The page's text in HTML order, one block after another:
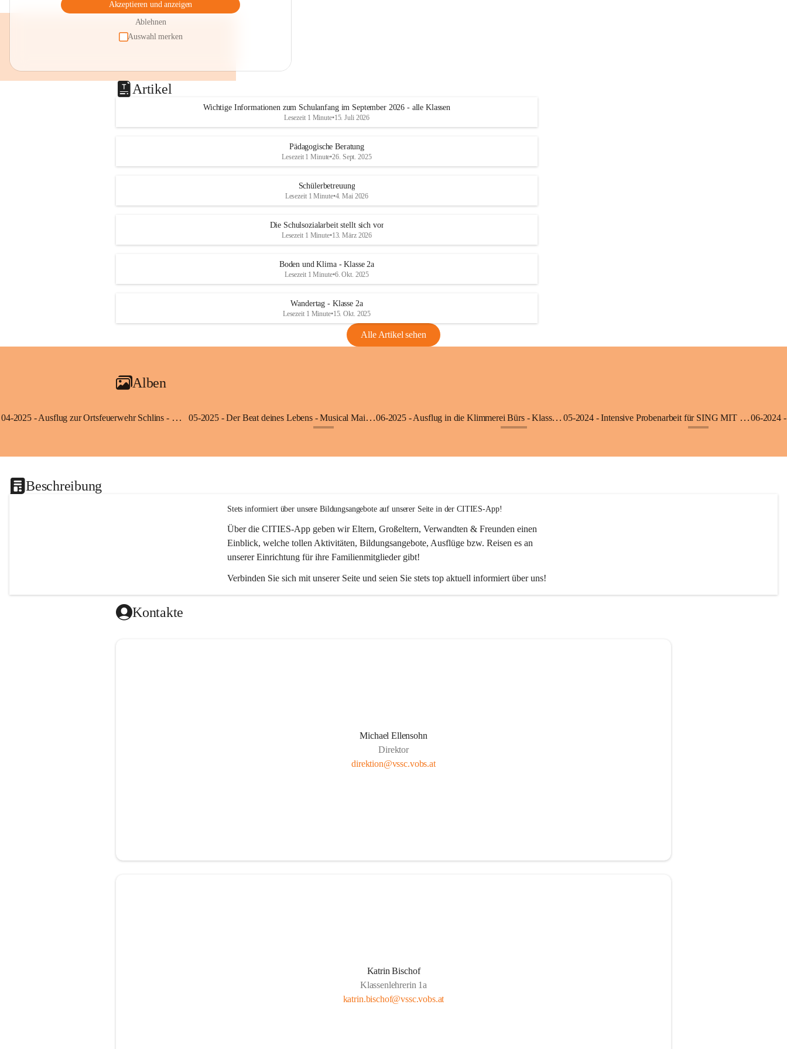
Akzeptieren und anzeigen
Ablehnen
Auswahl merken
Artikel
Wichtige Informationen zum Schulanfang im September 2026 - alle Klassen
Lesezeit 1 Minute•15. Juli 2026
Pädagogische Beratung
Lesezeit 1 Minute•26. Sept. 2025
Schülerbetreuung
Lesezeit 1 Minute•4. Mai 2026
Die Schulsozialarbeit stellt sich vor
Lesezeit 1 Minute•13. März 2026
Boden und Klima - Klasse 2a
Lesezeit 1 Minute•6. Okt. 2025
Wandertag - Klasse 2a
Lesezeit 1 Minute•15. Okt. 2025
Alle Artikel sehen
Alben
04-2025 - Ausflug zur Ortsfeuerwehr Schlins - Klassen 3a und 3b 05-2025 - Der Beat deines Lebens - Musical Mai 2025 06-2025 - Ausflug in die Klimmerei Bürs - Klasse 1a 05-2024 - Intensive Probenarbeit für SING MIT - Klasse 3b06-2024
Beschreibung
Stets informiert über unsere Bildungsangebote auf unserer Seite in der CITIES-App!
Über die CITIES-App geben wir Eltern, Großeltern, Verwandten & Freunden einen
Einblick, welche tollen Aktivitäten, Bildungsangebote, Ausflüge bzw. Reisen es an
unserer Einrichtung für ihre Familienmitglieder gibt!
Verbinden Sie sich mit unserer Seite und seien Sie stets top aktuell informiert über uns!
Kontakte
Michael Ellensohn
Direktor
direktion@vssc.vobs.at
Katrin Bischof
Klassenlehrerin 1a
katrin.bischof@vssc.vobs.at